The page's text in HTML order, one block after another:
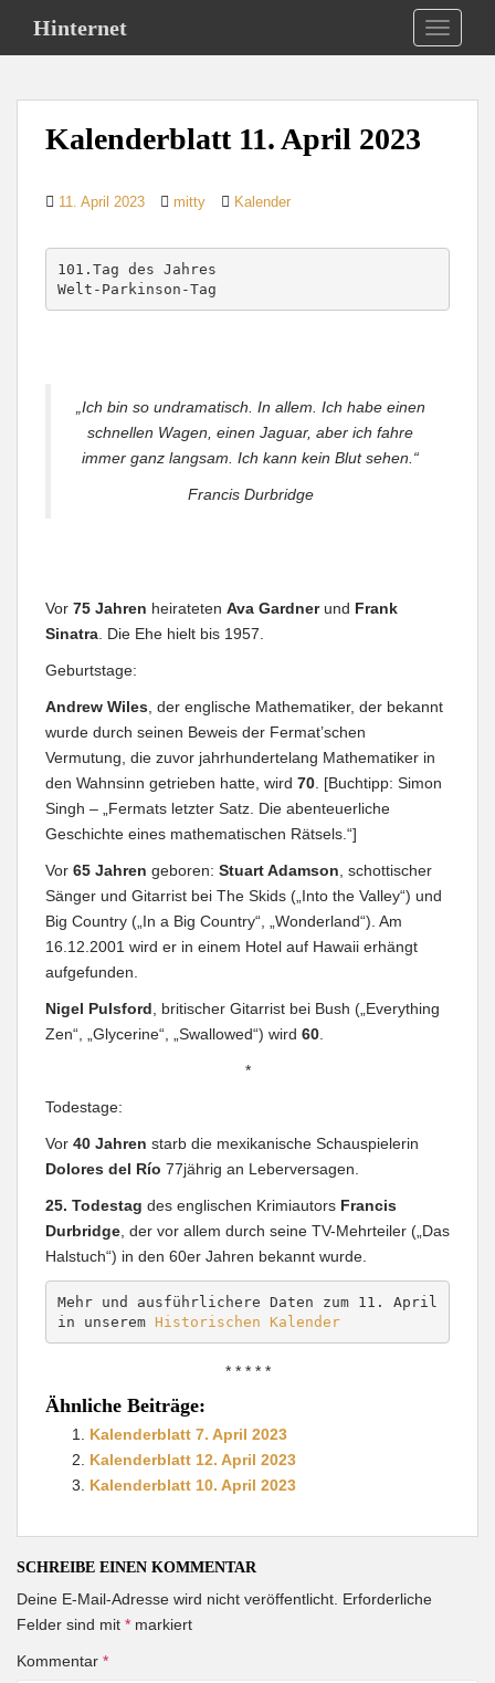
Hinternet
Kalenderblatt 11. April 2023
11. April 2023 mitty Kalender
101.Tag des Jahres
Welt-Parkinson-Tag
„Ich bin so undramatisch. In allem. Ich habe einen
schnellen Wagen, einen Jaguar, aber ich fahre
immer ganz langsam. Ich kann kein Blut sehen.“
Francis Durbridge
Vor 75 Jahren heirateten Ava Gardnerund Frank
Sinatra . Die Ehe hielt bis 1957.
Geburtstage:
Andrew Wiles , der englische Mathematiker, der bekannt
wurde durch seinen Beweis der Fermat’schen
Vermutung, die zuvor jahrhundertelang Mathematiker in
den Wahnsinn getrieben hatte, wird 70 . [Buchtipp: Simon
Singh – „Fermats letzter Satz. Die abenteuerliche
Geschichte eines mathematischen Rätsels.“]
Vor 65 Jahren geboren: Stuart Adamson , schottischer
Sänger und Gitarrist bei The Skids („Into the Valley“) und
Big Country („In a Big Country“, „Wonderland“). Am
16.12.2001 wird er in einem Hotel auf Hawaii erhängt
aufgefunden.
Nigel Pulsford , britischer Gitarrist bei Bush („Everything
Zen“, „Glycerine“, „Swallowed“) wird 60
*
Todestage:
Vor 40 Jahren starb die mexikanische Schauspielerin
Dolores del Río 77jährig an Leberversagen.
25. Todestag des englischen Krimiautors Francis
Durbridge , der vor allem durch seine TV-Mehrteiler („Das
Halstuch“) in den 60er Jahren bekannt wurde.
Mehr und ausführlichere Daten zum 11. April
in unserem Historischen Kalender
* * * * *
Ähnliche Beiträge:
Kalenderblatt 7. April 2023
Kalenderblatt 12. April 2023
Kalenderblatt 10. April 2023
SCHREIBE EINEN KOMMENTAR
Deine E-Mail-Adresse wird nicht veröffentlicht. Erforderliche
Felder sind mit * markiert
Kommentar *